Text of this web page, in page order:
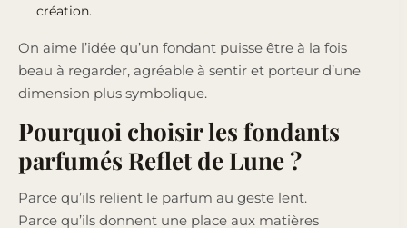
création.
On aime l’idée qu’un fondant puisse être à la fois
beau à regarder, agréable à sentir et porteur d’une
dimension plus symbolique.
Pourquoi choisir les fondants
parfumés Reflet de Lune ?
Parce qu’ils relient le parfum au geste lent.
Parce qu’ils donnent une place aux matières